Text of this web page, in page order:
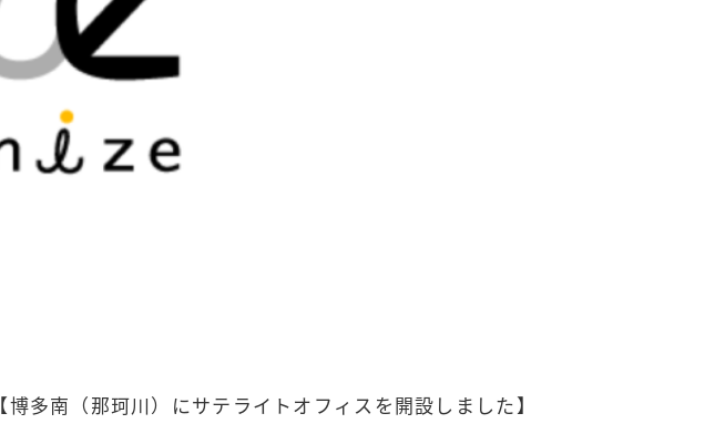
【博多南（那珂川）にサテライトオフィスを開設しました】